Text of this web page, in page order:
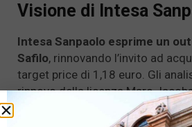
Visione di Intesa
Intesa Sanpaolo esprime un
Safilo, rinnovando l’invito ad
target price di 1,18 euro. Gli
rinnovo della licenza Marc
positiva, considerando le recenti